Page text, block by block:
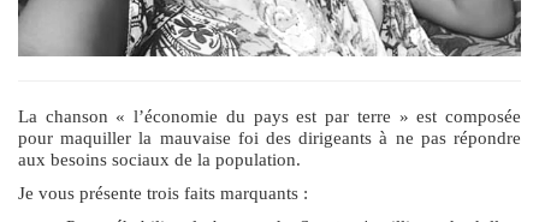
La chanson « l’économie du pays est par terre » est composée
pour maquiller la mauvaise foi des dirigeants à ne pas répondre
aux besoins sociaux de la population.
Je vous présente trois faits marquants :